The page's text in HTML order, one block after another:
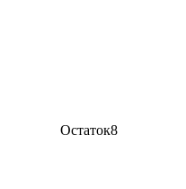
Остаток8